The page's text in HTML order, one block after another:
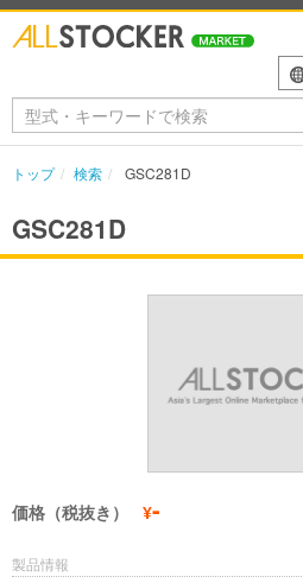
トップ 検索 GSC281D
GSC281D
価格（税抜き） ¥-
製品情報